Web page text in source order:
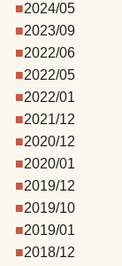
2024/05
2023/09
2022/06
2022/05
2022/01
2021/12
2020/12
2020/01
2019/12
2019/10
2019/01
2018/12